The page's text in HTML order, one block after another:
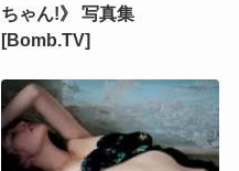
ちゃん!》 写真集
[Bomb.TV]